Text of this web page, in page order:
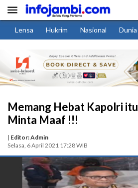

Lensa Hukrim Nasional Dunia
Memang Hebat Kapolri
Minta Maaf !!!
| Editor: Admin
Selasa, 6 April 2021 17:28 WIB